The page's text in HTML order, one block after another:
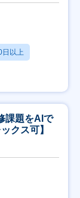
日以上
課題をAIで
クス可】